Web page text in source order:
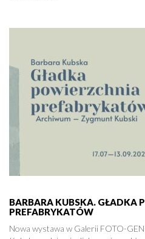
BARBARA KUBSKA. GŁADKA
PREFABRYKATÓW
Nowa wystawa w Galerii FOTO-